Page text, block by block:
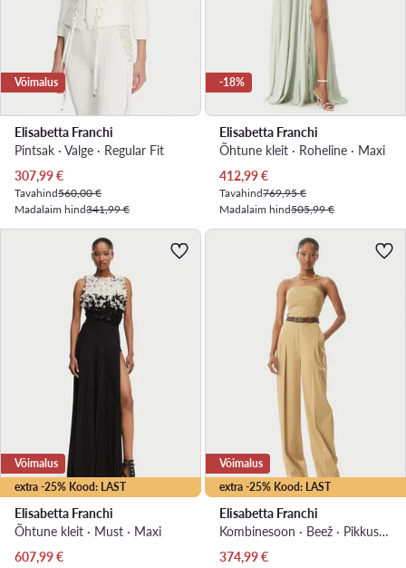
Võimalus
Elisabetta Franchi
Pintsak · Valge · Regular Fit
Praegune hind
307,99€
Tavahind560,00 €
Madalaim hind341,99 €
-18%
Elisabetta Franchi
Õhtune kleit · Roheline · Maxi
Praegune hind
412,99€
Tavahind769,95 €
Madalaim hind505,99 €
extra -25% Kood: LAST
Võimalus
Elisabetta Franchi
Õhtune kleit · Must · Maxi
Praegune hind
607,99€
extra -25% Kood: LAST
Võimalus
Elisabetta Franchi
Kombinesoon · Beež · Pikkus 7/8
Praegune hind
374,99€